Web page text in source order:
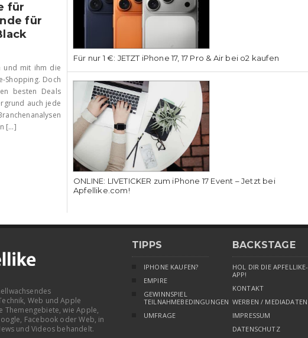
für
für
und mit ihm die
Shopping. Doch
besten Deals
auch jede
[...]
Für nur 1 €: JETZT iPhone 17, 17 Pro & Air bei o2 kaufen
ONLINE: LIVETICKER zum iPhone 17 Event – Jetzt bei
Apfellike.com!
Web und Apple
Themengebiete, wie Apple,
Facebook oder Web, in
und Videos behandelt.
TIPPS
IPHONE KAUFEN?
EMPIRE
GEWINNSPIEL
TEILNAHMEBEDINGUNGEN
UMFRAGE
BACKSTAGE
HOL DIR DIE APFELLIKE-
APP!
KONTAKT
WERBEN / MEDIADATEN
IMPRESSUM
DATENSCHUTZ